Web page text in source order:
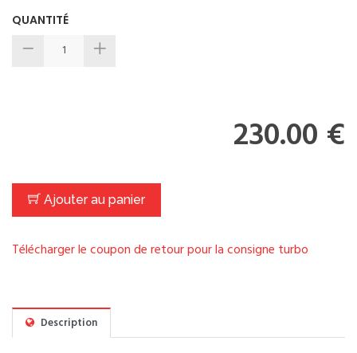
QUANTITÉ
230.00 €
Ajouter au panier
Télécharger le coupon de retour pour la consigne turbo
Description